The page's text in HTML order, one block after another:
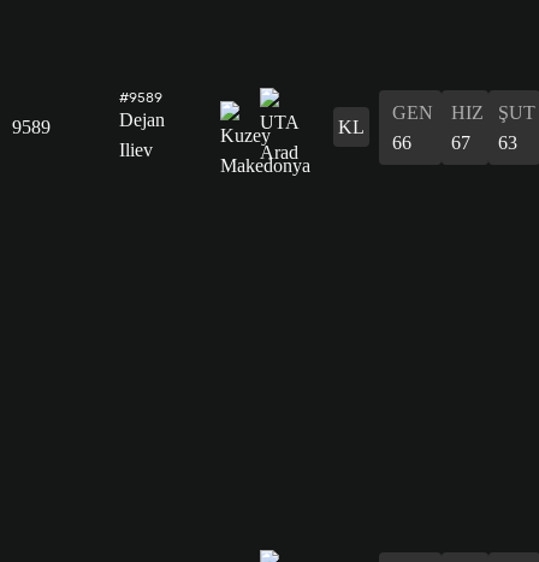
9589
#9589
Dejan
Iliev
KL
GEN
66
HIZ
67
ŞUT
63